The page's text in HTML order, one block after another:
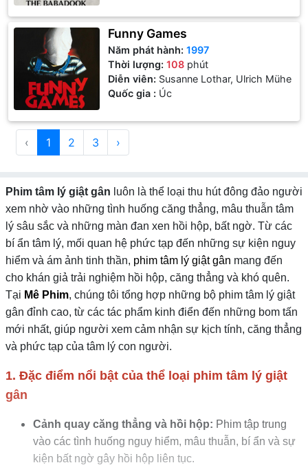
Funny Games
Năm phát hành:1997
Thời lượng:108 phút
Diễn viên: Susanne Lothar, Ulrich Mühe
Quốc gia : Úc
‹ 1 2 3 ›
Phim tâm lý giật gân luôn là thể loại thu hút đông đảo người
xem nhờ vào những tình huống căng thẳng, mâu thuẫn tâm
lý sâu sắc và những màn đan xen hồi hộp, bất ngờ. Từ các
bí ẩn tâm lý, mối quan hệ phức tạp đến những sự kiện nguy
hiểm và ám ảnh tinh thần, phim tâm lý giật gân mang đến
cho khán giả trải nghiệm hồi hộp, căng thẳng và khó quên.
Tại Mê Phim, chúng tôi tổng hợp những bộ phim tâm lý giật
gân đỉnh cao, từ các tác phẩm kinh điển đến những bom tấn
mới nhất, giúp người xem cảm nhận sự kịch tính, căng thẳng
và phức tạp của tâm lý con người.
1. Đặc điểm nổi bật của thể loại phim tâm lý giật
gân
Cảnh quay căng thẳng và hồi hộp: Phim tập trung
vào các tình huống nguy hiểm, mâu thuẫn, bí ẩn và sự
kiện bất ngờ gây hồi hộp liên tục.